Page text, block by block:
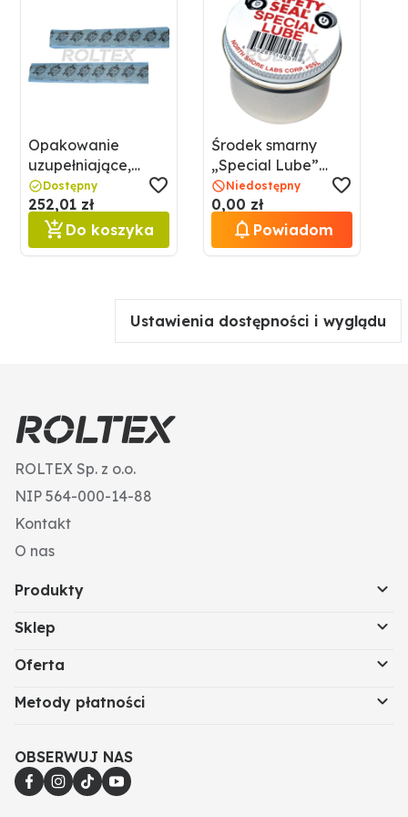
Opakowanie
uzupełniające,
ziarna Safety Seal
7790400013
Dostępny
252,01 zł
Do koszyka
Środek smarny
„Special Lube”
Safety Seal
7790400016
Niedostępny
0,00 zł
Powiadom
Ustawienia dostępności i wyglądu
ROLTEX Sp. z o.o.
NIP 564-000-14-88
Kontakt
O nas
Produkty
Sklep
Oferta
Metody płatności
OBSERWUJ NAS